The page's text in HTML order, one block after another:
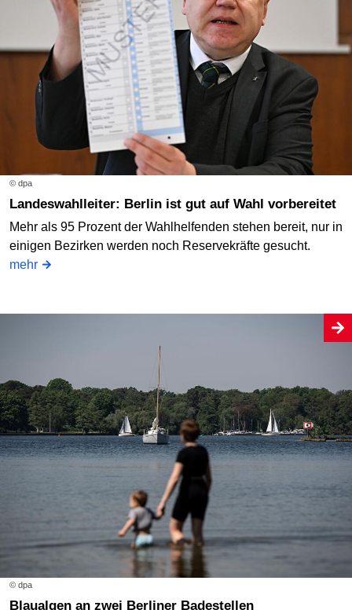
© dpa
Landeswahlleiter: Berlin ist gut auf Wahl vorbereitet
Mehr als 95 Prozent der Wahlhelfenden stehen bereit, nur in
einigen Bezirken werden noch Reservekräfte gesucht.
mehr
© dpa
Blaualgen an zwei Berliner Badestellen